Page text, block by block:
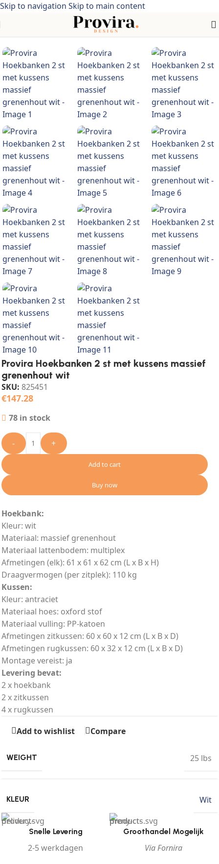
Skip to navigation Skip to main content
Meubelen > Tuinmeubelen > Tuinzitjes> Acaciahout
Provira Hoekbanken 2 st met kussens massief
grenenhout wit
SKU: 825451
€147.28
78 in stock
- +
Add to cart
Buy now
Hoekbank:
Kleur: wit
Materiaal: massief grenenhout
Materiaal lattenbodem: multiplex
Afmetingen (elk): 61 x 61 x 62 cm (L x B x H)
Draagvermogen (per zitplek): 110 kg
Kussen:
Kleur: antraciet
Materiaal hoes: oxford stof
Materiaal vulling: PP-katoen
Afmetingen zitkussen: 60 x 60 x 12 cm (L x B x D)
Afmetingen rugkussen: 60 x 32 x 12 cm (L x B x D)
Montage vereist: ja
Levering bevat:
2 x hoekbank
2 x zitkussen
4 x rugkussen
Add to wishlist
Compare
WEIGHT 25 lbs
KLEUR Wit
Snelle Levering
2-5 werkdagen
Groothandel Mogelijk
Via Fornira